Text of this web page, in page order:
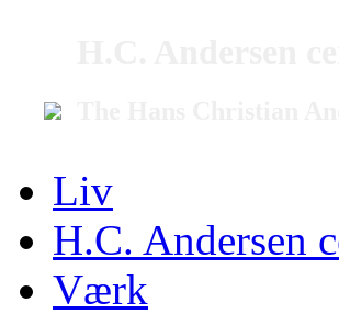
Liv
H.C. Andersen
Værk